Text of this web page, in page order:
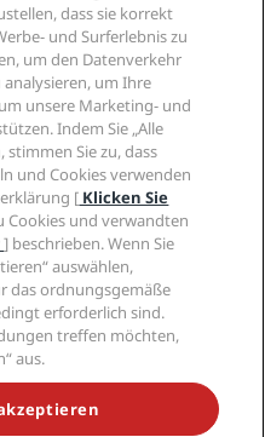
BELIEBTESTEN
dass sie korrekt
und Surferlebnis zu
um den Datenverkehr
um Ihre
unsere Marketing- und
Indem Sie „Alle
stimmen Sie zu, dass
und Cookies verwenden
[ Klicken Sie
Cookies und verwandten
] beschrieben. Wenn Sie
auswählen,
das ordnungsgemäße
erforderlich sind.
treffen möchten,
aus.